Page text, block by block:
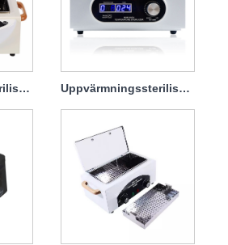
Högtemperatursterilisatordesinfektionsskåpmaskin för hemmabruk 100w Uppvärmningssterilisering Display Intelligent Timer Sterilisator